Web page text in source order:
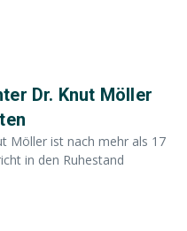
Dr. Knut Möller
Möller ist nach mehr als 17
in den Ruhestand